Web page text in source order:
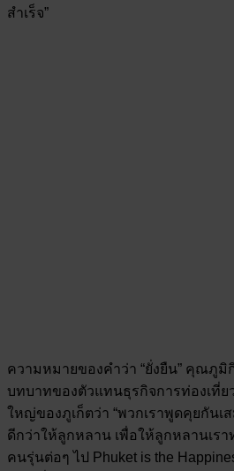
สำเร็จ”
ความหมายของคำว่า “ยั่งยืน” คุณภู
บทบาทของตัวแทนธุรกิจการท่องเที่ย
ใหญ่ของภูเก็ตว่า “พวกเราพูดคุยกันเ
ดีกว่าให้ลูกหลาน เพื่อให้ลูกหลานเร
คนรุ่นต่อๆ ไป Phuket is the